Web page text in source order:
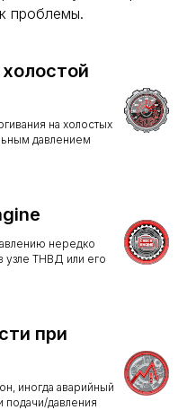
проблемы.
на холостых
давлением
нередко
узле ТНВД или его
при
иногда аварийный
давления